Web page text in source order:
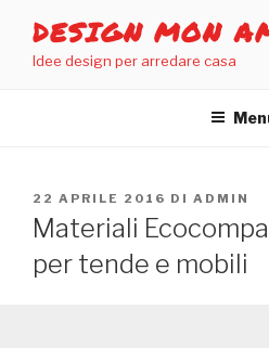
contenuto
DESIGN MON
Idee design per arredare casa
PUBBLICATO
IL
22 APRILE 2016 DI ADMIN
Materiali
per tende e mobili